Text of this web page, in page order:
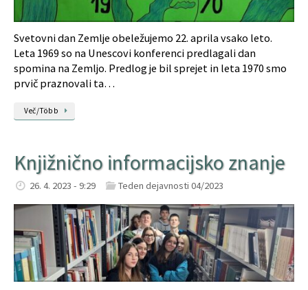
Svetovni dan Zemlje obeležujemo 22. aprila vsako leto.
Leta 1969 so na Unescovi konferenci predlagali dan
spomina na Zemljo. Predlog je bil sprejet in leta 1970 smo
prvič praznovali ta…
Več/Több
Knjižnično informacijsko znanje
26. 4. 2023 - 9:29 Teden dejavnosti 04/2023